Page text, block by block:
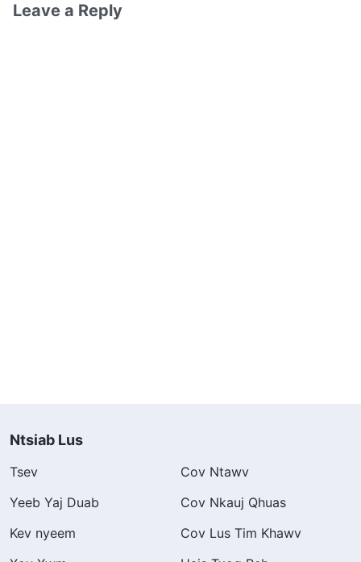
Leave a Reply
Ntsiab Lus
Tsev
Cov Ntawv
Yeeb Yaj Duab
Cov Nkauj Qhuas
Kev nyeem
Cov Lus Tim Khawv